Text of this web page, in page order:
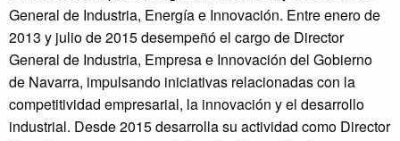
General de Industria, Energía e Innovación. Entre enero de
2013 y julio de 2015 desempeñó el cargo de Director
General de Industria, Empresa e Innovación del Gobierno
de Navarra, impulsando iniciativas relacionadas con la
competitividad empresarial, la innovación y el desarrollo
industrial. Desde 2015 desarrolla su actividad como Director